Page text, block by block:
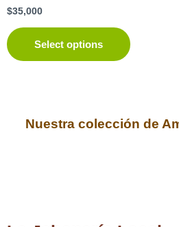
$35,000
Select options
Nuestra colección de